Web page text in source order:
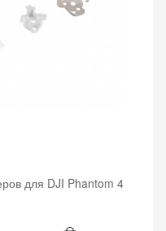
для DJI Phantom 4